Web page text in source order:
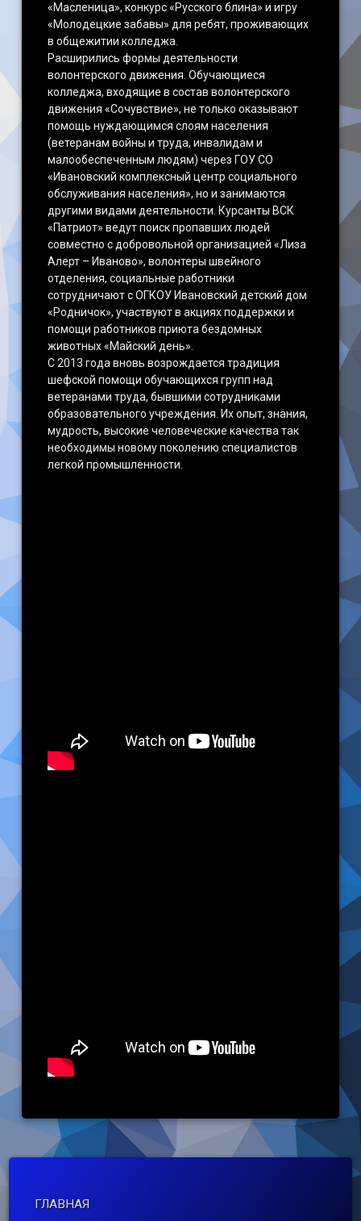
«Масленица», конкурс «Русского блина» и игру
«Молодецкие забавы» для ребят, проживающих
в общежитии колледжа.
Расширились формы деятельности
волонтерского движения. Обучающиеся
колледжа, входящие в состав волонтерского
движения «Сочувствие», не только оказывают
помощь нуждающимся слоям населения
(ветеранам войны и труда, инвалидам и
малообеспеченным людям) через ГОУ СО
«Ивановский комплексный центр социального
обслуживания населения», но и занимаются
другими видами деятельности. Курсанты ВСК
«Патриот» ведут поиск пропавших людей
совместно с добровольной организацией «Лиза
Алерт – Иваново», волонтеры швейного
отделения, социальные работники
сотрудничают с ОГКОУ Ивановский детский дом
«Родничок», участвуют в акциях поддержки и
помощи работников приюта бездомных
животных «Майский день».
С 2013 года вновь возрождается традиция
шефской помощи обучающихся групп над
ветеранами труда, бывшими сотрудниками
образовательного учреждения. Их опыт, знания,
мудрость, высокие человеческие качества так
необходимы новому поколению специалистов
легкой промышленности.
ГЛАВНАЯ